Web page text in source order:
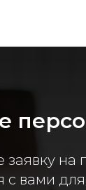
заявку на
с вами